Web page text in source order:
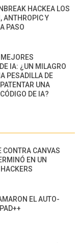
HACKEA LOS
ANTHROPIC Y
PASO
IA: ¿UN MILAGRO
PESADILLA DE
UNA
DE IA?
CONTRA CANVAS
EN UN
EL AUTO-